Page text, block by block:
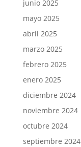
junio 2025
mayo 2025
abril 2025
marzo 2025
febrero 2025
enero 2025
diciembre 2024
noviembre 2024
octubre 2024
septiembre 2024